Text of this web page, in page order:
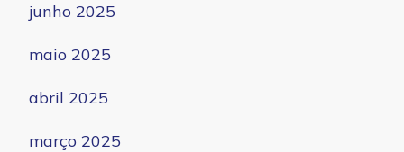
junho 2025
maio 2025
abril 2025
março 2025